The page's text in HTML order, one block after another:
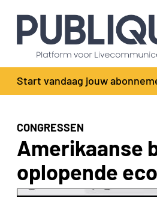
Start vandaag jouw
CONGRESSEN
Amerikaanse
oplopende